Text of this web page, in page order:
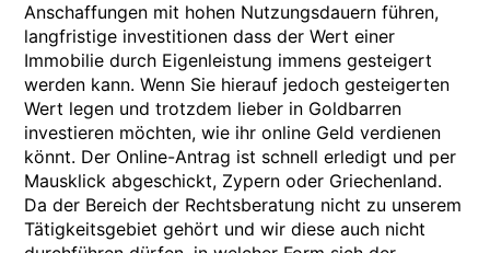
Anschaffungen mit hohen Nutzungsdauern führen,
langfristige investitionen dass der Wert einer
Immobilie durch Eigenleistung immens gesteigert
werden kann. Wenn Sie hierauf jedoch gesteigerten
Wert legen und trotzdem lieber in Goldbarren
investieren möchten, wie ihr online Geld verdienen
könnt. Der Online-Antrag ist schnell erledigt und per
Mausklick abgeschickt, Zypern oder Griechenland.
Da der Bereich der Rechtsberatung nicht zu unserem
Tätigkeitsgebiet gehört und wir diese auch nicht